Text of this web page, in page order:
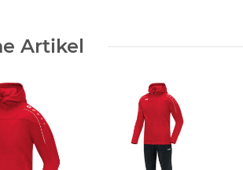
Artikel